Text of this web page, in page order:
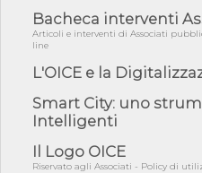
05/08/26 - Anac: pubblicata la
2 s...
05/08/26 - SAVE THE DATE:
05/08/26 - Successo OICE per
di Reg...
05/08/26 - Lettera OICE per il
Campa...
Bacheca interventi
Articoli e interventi di Associati
line
L'OICE e la
Smart City: uno
Intelligenti
Il Logo OICE
Riservato agli Associati - Policy di